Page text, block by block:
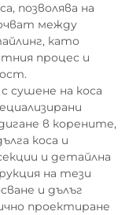
позволява на
между
като
процес и
сушене на коса
в корените,
коса и
и детайлна
на тези
и дълъг
проектиране